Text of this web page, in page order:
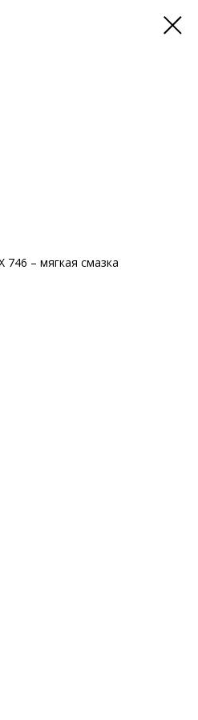
746 – мягкая смазка